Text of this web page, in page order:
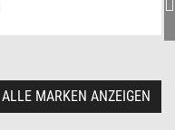
ALLE MARKEN ANZEIGEN